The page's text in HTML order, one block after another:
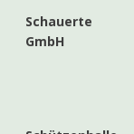
Schauerte
GmbH